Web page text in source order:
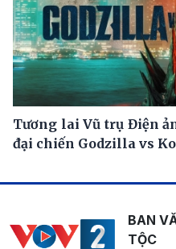
Tương lai Vũ trụ Điện
đại chiến Godzilla vs
BAN
TỘC